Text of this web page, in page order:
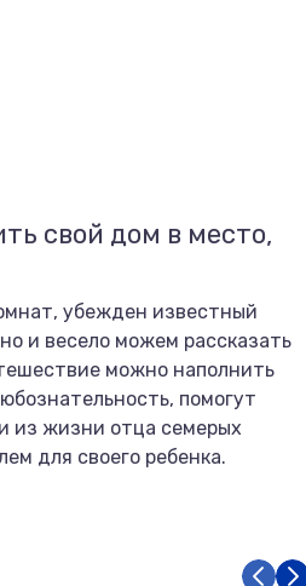
свой дом в место,
убежден известный
и весело можем рассказать
можно наполнить
помогут
из жизни отца семерых
для своего ребенка.